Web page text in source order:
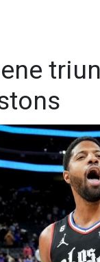
publicación en